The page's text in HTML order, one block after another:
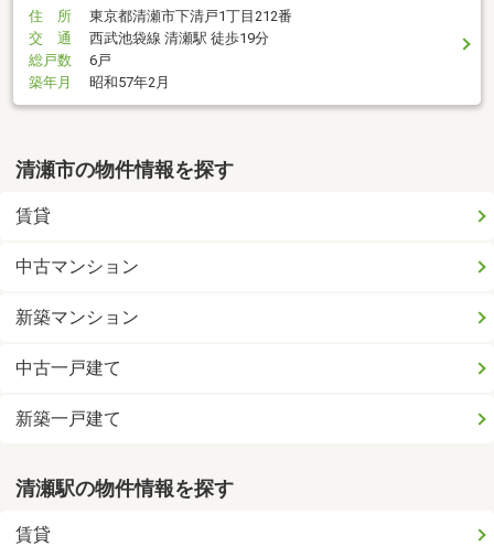
住 所
東京都清瀬市下清戸1丁目212番
交 通
西武池袋線 清瀬駅 徒歩19分
総戸数
6戸
築年月
昭和57年2月
清瀬市の物件情報を探す
賃貸
中古マンション
新築マンション
中古一戸建て
新築一戸建て
清瀬駅の物件情報を探す
賃貸